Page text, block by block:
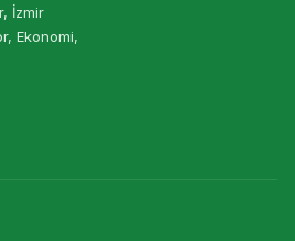
İzmir
Ekonomi,